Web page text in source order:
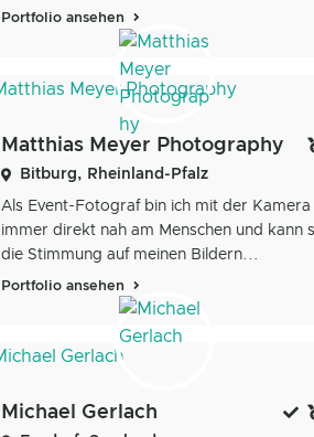
Portfolio ansehen
Matthias Meyer Photography
Bitburg, Rheinland-Pfalz
Als Event-Fotograf bin ich mit der Kamera
immer direkt nah am Menschen und kann
die Stimmung auf meinen Bildern...
Portfolio ansehen
Michael Gerlach